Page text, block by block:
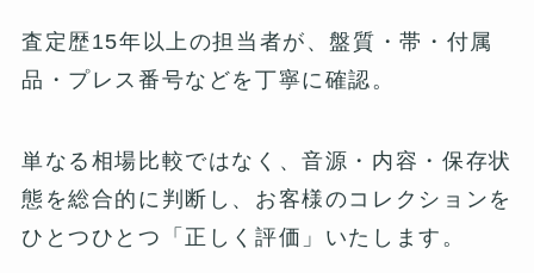
査定歴15年以上の担当者が、盤質・帯・付属
品・プレス番号などを丁寧に確認。
単なる相場比較ではなく、音源・内容・保存状
態を総合的に判断し、お客様のコレクションを
ひとつひとつ「正しく評価」いたします。